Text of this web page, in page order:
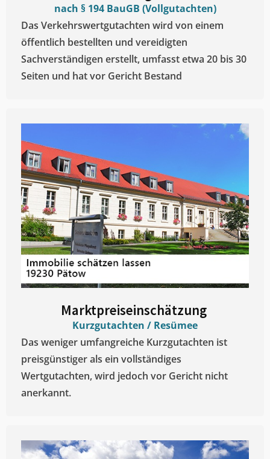
nach § 194 BauGB (Vollgutachten)
Das Verkehrswertgutachten wird von einem
öffentlich bestellten und vereidigten
Sachverständigen erstellt, umfasst etwa 20 bis 30
Seiten und hat vor Gericht Bestand
Marktpreiseinschätzung ​
Kurzgutachten / Resümee
Das weniger umfangreiche Kurzgutachten ist
preisgünstiger als ein vollständiges
Wertgutachten, wird jedoch vor Gericht nicht
anerkannt.